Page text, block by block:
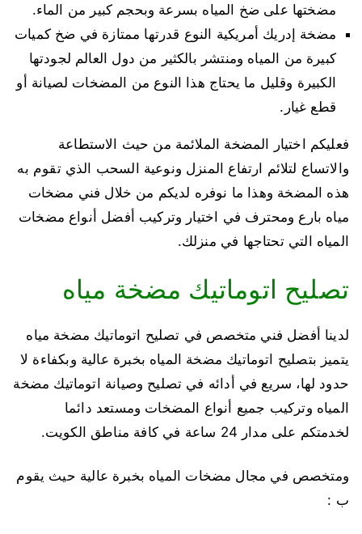
مضختها على ضخ المياه بسرعة وبحجم كبير من الماء.
مضخة إدريك أمريكية النوع قدرتها ممتازة في ضخ كميات
كبيرة من المياه ومنتشر بالكثير من دول العالم لجودتها
الكبيرة وقليل ما يحتاج هذا النوع من المضخات لصيانة أو
قطع غيار.
فعليكم اختيار المضخة الملائمة من حيث الاستطاعة
والاتساع لتلائم ارتفاع المنزل ونوعية السحب الذي تقوم به
هذه المضخة وهذا ما نوفره لديكم من خلال فني مضخات
مياه بارع ومحترف في اختيار وتركيب أفضل أنواع مضخات
المياه التي تحتاجها في منزلك.
تصليح اتوماتيك مضخة مياه
لدينا أفضل فني متخصص في تصليح اتوماتيك مضخة مياه
يتميز بتصليح اتوماتيك مضخة المياه بخبرة عالية وبكفاءة لا
حدود لها، سريع في أدائه في تصليح وصيانة اتوماتيك مضخة
المياه وتركيب جميع أنواع المضخات ومستعد دائما
لخدمتكم على مدار 24 ساعة في كافة مناطق الكويت.
ومتخصص في مجال مضخات المياه بخبرة عالية حيث يقوم
ب :